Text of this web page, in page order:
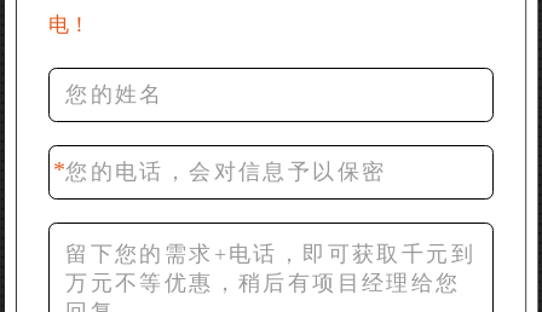
36分钟前 罗先生：每小时100吨左右的鄂破和反击破，
42分钟前 梁先生：膨润土磨到200目，用什么磨粉设
备？
电！